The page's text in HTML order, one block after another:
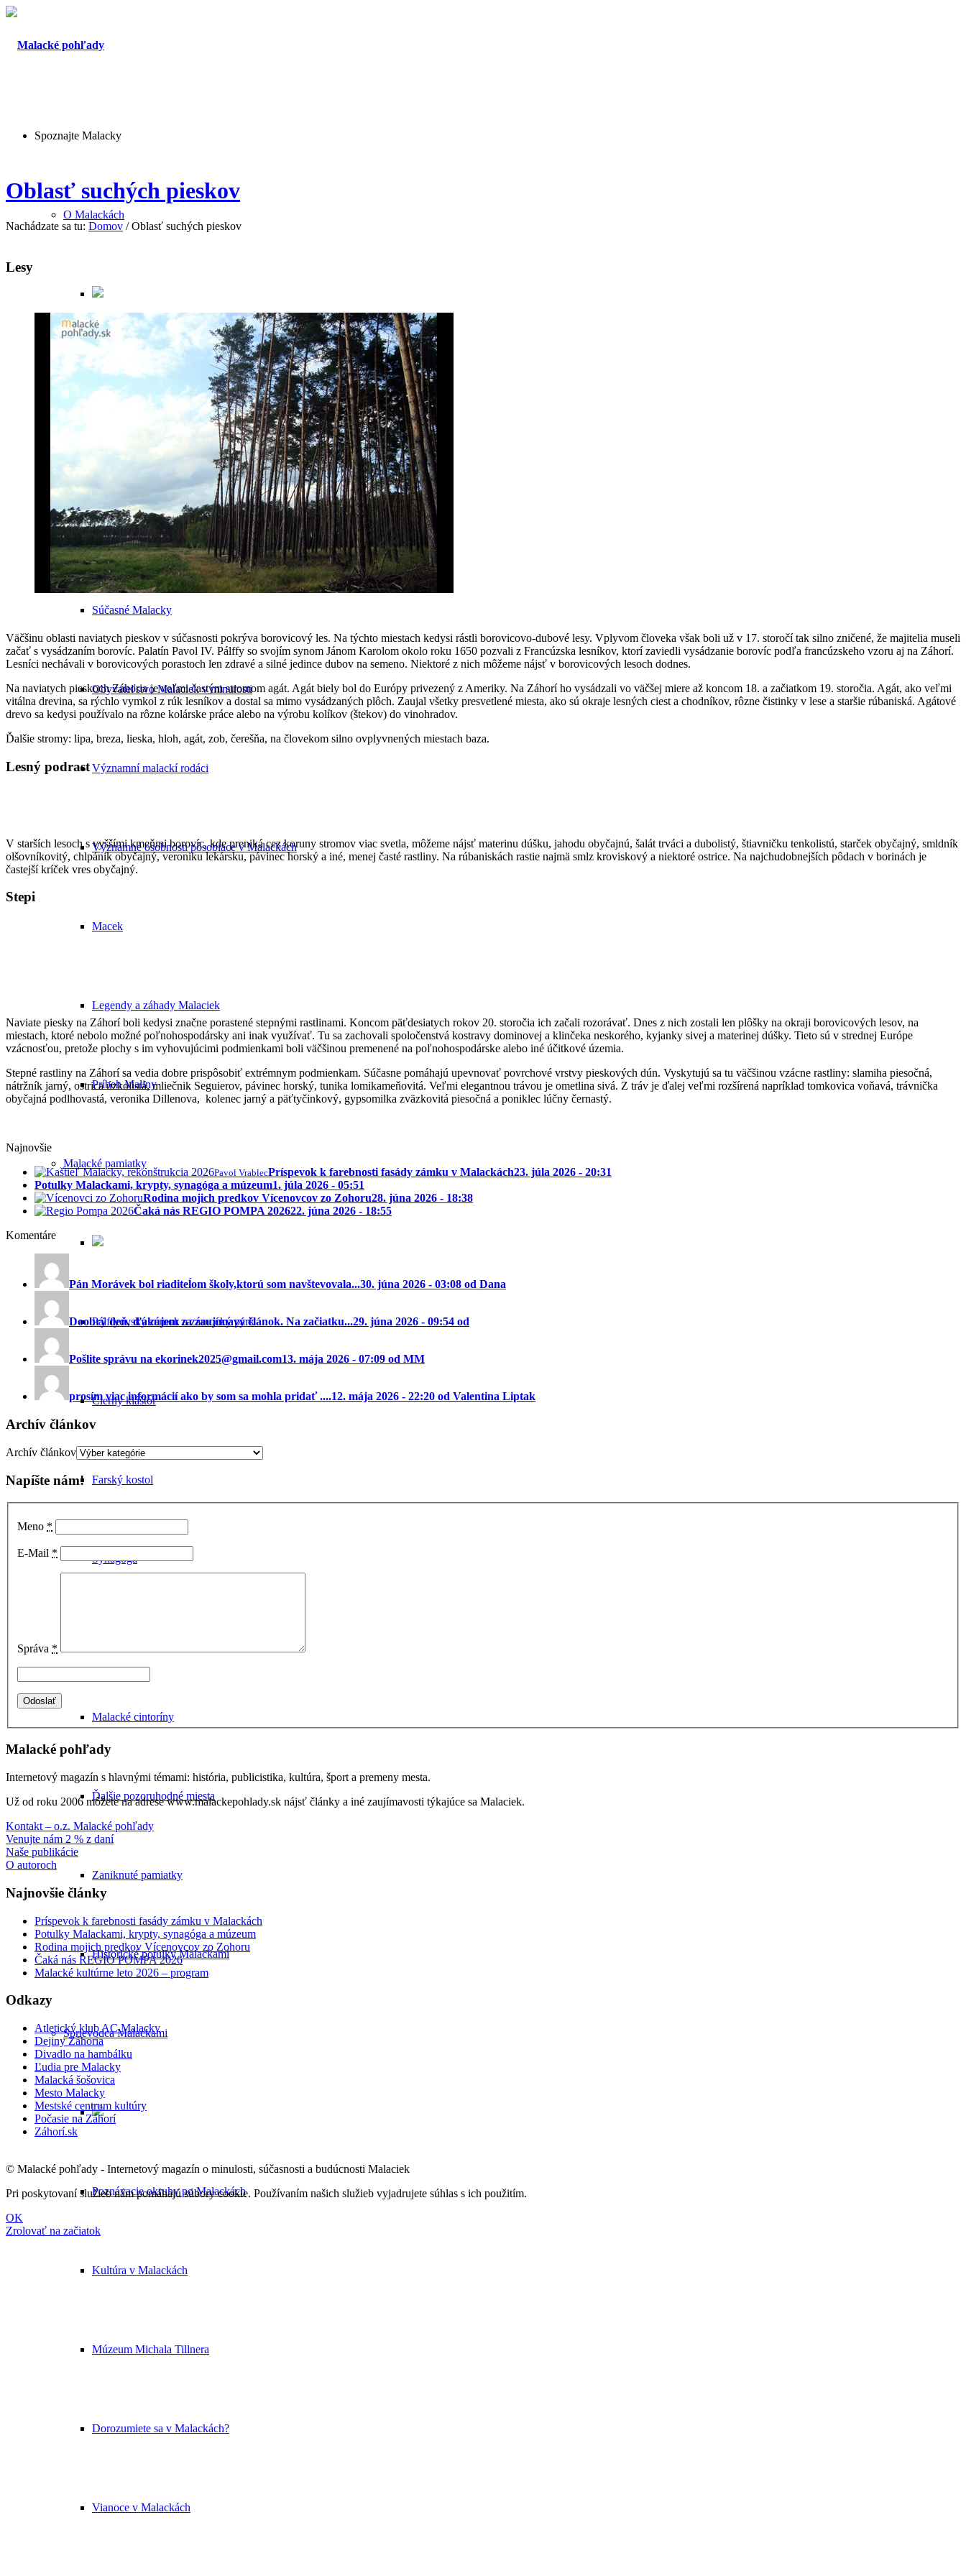
Spoznajte Malacky
O Malackách
Odkiaľ pochádza názov mesta
Malacky v minulosti
Malacky v 20. storočí
Súčasné Malacky
Obyvateľstvo Malaciek v minulosti
Významní malackí rodáci
Významné osobnosti pôsobiace v Malackách
Macek
Legendy a záhady Malaciek
Príbeh Maliny
Malacké pamiatky
Pálffyovský zámok a zámocký park
Čierny kláštor
Farský kostol
Synagóga
Malacké cintoríny
Ďalšie pozoruhodné miesta
Zaniknuté pamiatky
Historické potulky Malackami
Sprievodca Malackami
Poznávacie okruhy po Malackách
Kultúra v Malackách
Múzeum Michala Tillnera
Dorozumiete sa v Malackách?
Vianoce v Malackách
Oblasť suchých pieskov
Nachádzate sa tu: Domov / Oblasť suchých pieskov
Lesy
Väčšinu oblasti naviatych pieskov v súčasnosti pokrýva borovicový les. Na týchto miestach kedysi rástli borovicovo-dubové lesy. Vplyvom človeka však boli už v 17. storočí tak silno zničené, že majitelia museli
začať s vysádzaním borovíc. Palatín Pavol IV. Pálffy so svojím synom Jánom Karolom okolo roku 1650 pozvali z Francúzska lesníkov, ktorí zaviedli vysádzanie borovíc podľa francúzskeho vzoru aj na Záhorí.
Lesníci nechávali v borovicových porastoch len zdravé a silné jedince dubov na semeno. Niektoré z nich môžeme nájsť v borovicových lesoch dodnes.
Na naviatych pieskoch Záhoria je veľmi častým stromom agát. Agát biely bol do Európy privezený z Ameriky. Na Záhorí ho vysádzali vo väčšej miere až koncom 18. a začiatkom 19. storočia. Agát, ako veľmi
vitálna drevina, sa rýchlo vymkol z rúk lesníkov a dostal sa mimo vysádzaných plôch. Zaujal všetky presvetlené miesta, ako sú okraje lesných ciest a chodníkov, rôzne čistinky v lese a staršie rúbaniská. Agátové
drevo sa kedysi používalo na rôzne kolárske práce alebo na výrobu kolíkov (štekov) do vinohradov.
Ďalšie stromy: lipa, breza, lieska, hloh, agát, zob, čerešňa, na človekom silno ovplyvnených miestach baza.
Lesný podrast
V starších lesoch s vyššími kmeňmi borovíc, kde preniká cez koruny stromov viac svetla, môžeme nájsť materinu dúšku, jahodu obyčajnú, šalát trváci a dubolistý, štiavničku tenkolistú, starček obyčajný, smldník
olšovníkovitý, chlpánik obyčajný, veroniku lekársku, pávinec horský a iné, menej časté rastliny. Na rúbaniskách rastie najmä smlz kroviskový a niektoré ostrice. Na najchudobnejších pôdach v borinách je
častejší kríček vres obyčajný.
Stepi
Naviate piesky na Záhorí boli kedysi značne porastené stepnými rastlinami. Koncom päťdesiatych rokov 20. storočia ich začali rozorávať. Dnes z nich zostali len plôšky na okraji borovicových lesov, na
miestach, ktoré nebolo možné poľnohospodársky ani inak využívať. Tu sa zachovali spoločenstvá kostravy dominovej a klinčeka neskorého, kyjanky sivej a materinej dúšky. Tieto sú v strednej Európe
vzácnosťou, pretože plochy s im vyhovujúcimi podmienkami boli väčšinou premenené na poľnohospodárske alebo iné účitkové územia.
Stepné rastliny na Záhorí sa vedia dobre prispôsobiť extrémnym podmienkam. Súčasne pomáhajú upevnovať povrchové vrstvy pieskových dún. Vyskytujú sa tu väčšinou vzácne rastliny: slamiha piesočná,
nátržník jarný, ostrica úzkolistá, mliečnik Seguierov, pávinec horský, tunika lomikameňovitá. Veľmi elegantnou trávou je ometlina sivá. Z tráv je ďalej veľmi rozšírená napríklad tomkovica voňavá, trávnička
obyčajná podlhovastá, veronika Dillenova, kolenec jarný a päťtyčinkový, gypsomilka zväzkovitá piesočná a poniklec lúčny černastý.
Najnovšie
Pavol VrablecPríspevok k farebnosti fasády zámku v Malackách23. júla 2026 - 20:31
Potulky Malackami, krypty, synagóga a múzeum1. júla 2026 - 05:51
Rodina mojich predkov Vícenovcov zo Zohoru28. júna 2026 - 18:38
Čaká nás REGIO POMPA 202622. júna 2026 - 18:55
Komentáre
Pán Morávek bol riaditeĺom školy,ktorú som navštevovala...30. júna 2026 - 03:08 od Dana
Doobrý deň, ďakujem za zaujímavý článok. Na začiatku...29. júna 2026 - 09:54 od
Pošlite správu na ekorinek2025@gmail.com13. mája 2026 - 07:09 od MM
prosím viac informácií ako by som sa mohla pridať ....12. mája 2026 - 22:20 od Valentina Liptak
Archív článkov
Archív článkov
Napíšte nám!
Meno *
E-Mail *
Správa *
Malacké pohľady
Internetový magazín s hlavnými témami: história, publicistika, kultúra, šport a premeny mesta.
Už od roku 2006 môžete na adrese www.malackepohlady.sk nájsť články a iné zaujímavosti týkajúce sa Malaciek.
Kontakt – o.z. Malacké pohľady
Venujte nám 2 % z daní
Naše publikácie
O autoroch
Najnovšie články
Príspevok k farebnosti fasády zámku v Malackách
Potulky Malackami, krypty, synagóga a múzeum
Rodina mojich predkov Vícenovcov zo Zohoru
Čaká nás REGIO POMPA 2026
Malacké kultúrne leto 2026 – program
Odkazy
Atletický klub AC Malacky
Dejiny Záhoria
Divadlo na hambálku
Ľudia pre Malacky
Malacká šošovica
Mesto Malacky
Mestské centrum kultúry
Počasie na Záhorí
Záhorí.sk
© Malacké pohľady - Internetový magazín o minulosti, súčasnosti a budúcnosti Malaciek
Pri poskytovaní služieb nám pomáhajú súbory cookie. Používaním našich služieb vyjadrujete súhlas s ich použitím.
OK
Zrolovať na začiatok